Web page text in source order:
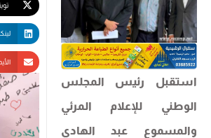
استقبل رئيس المجلس
الوطني للإعلام المرئي
والمسموع عبد الهادي
لينكد إن
الأيميل